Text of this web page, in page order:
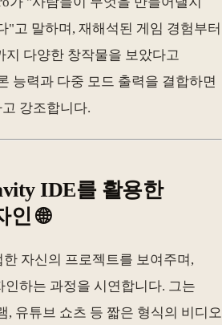
"고 말하며, 재해석된 게임 경험부터
지 다양한 창작물을 보았다고
능력과 다중 모드 출력을 결합하면
강조합니다.
IDE를 활용한
인 🌐
자신의 프로젝트를 보여주며,
하는 과정을 시연합니다. 그는
, 유튜브 쇼츠 등 짧은 형식의 비디오